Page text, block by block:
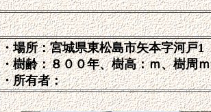
・場所：宮城県東松島市矢本字河戸1
・樹齢：８００年、樹高：ｍ、樹周ｍ
・所有者：